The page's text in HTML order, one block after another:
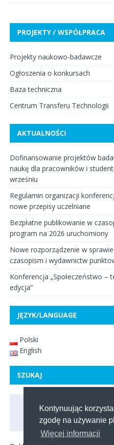
PROJEKTY / WSPÓŁPRACA
Projekty naukowo-badawcze
Ogłoszenia o konkursach
Baza techniczna
Centrum Transferu Technologii
AKTUALNOŚCI
Dofinansowanie projektów
naukę dla pracowników i
wrześniu
Regulamin organizacji
nowe przepisy uczelniane
Bezpłatne publikowanie w
program na 2026 uruchomiony
Nowe rozporządzenie w
czasopism i wydawnictw
Konferencja „Społeczeństwo –
edycja”
JĘZYK/LANGUAGE
Polski
English
SZUKAJ
Kontynuując
zgodę na używanie
Więcej informacji